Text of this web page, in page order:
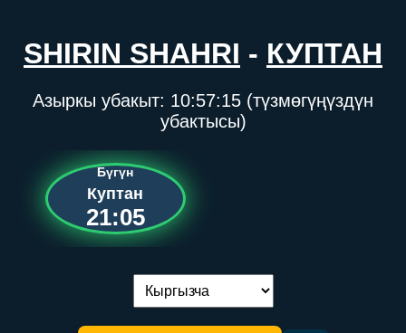
SHIRIN SHAHRI - КУПТАН
Азыркы убакыт: 10:57:15 (түзмөгүңүздүн
убактысы)
Бүгүн
Куптан
21:05
Тилди алмаштыруу: